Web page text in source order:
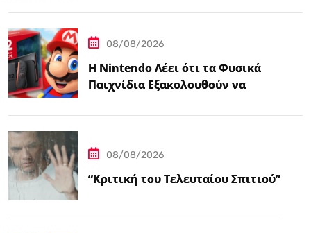
08/08/2026
Η Nintendo Λέει ότι τα Φυσικά
Παιχνίδια Εξακολουθούν να
08/08/2026
“Κριτική του Τελευταίου Σπιτιού”